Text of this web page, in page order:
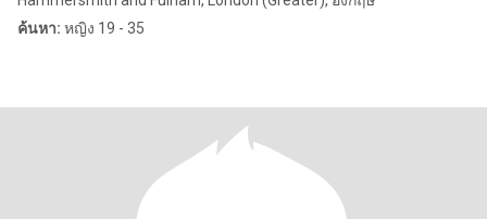
ค้นหา: หญิง 19 - 35